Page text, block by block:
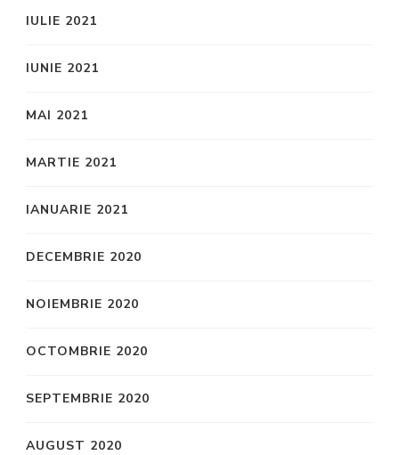
IULIE 2021
IUNIE 2021
MAI 2021
MARTIE 2021
IANUARIE 2021
DECEMBRIE 2020
NOIEMBRIE 2020
OCTOMBRIE 2020
SEPTEMBRIE 2020
AUGUST 2020